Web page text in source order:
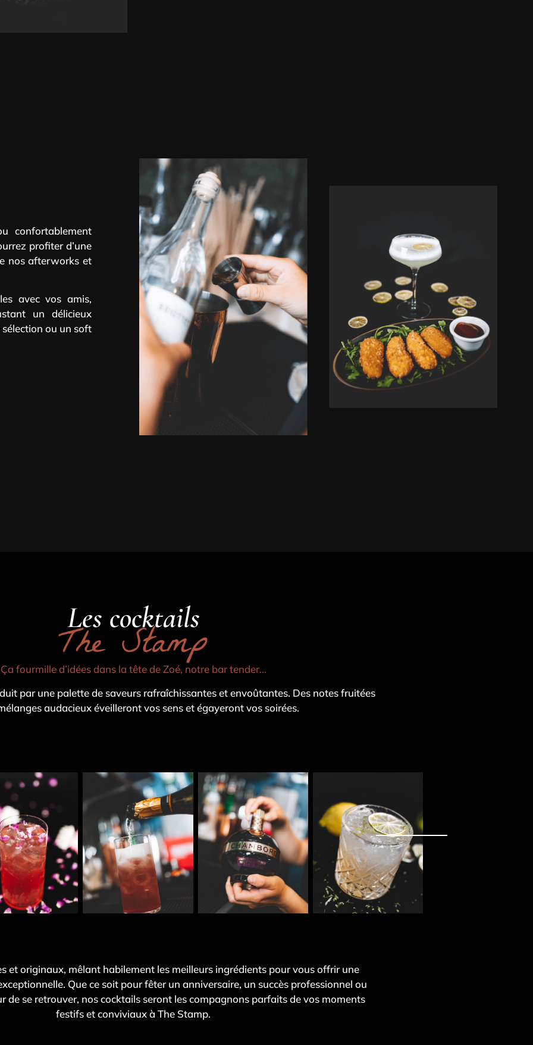
confortablement
profiter d’une
nos afterworks et
avec vos amis,
un délicieux
ou un soft
Les cocktails
The Stamp
Ça fourmille d’idées dans la tête de Zoé, notre bar tender…
par une palette de saveurs rafraîchissantes et envoûtantes. Des notes fruitées
audacieux éveilleront vos sens et égayeront vos soirées.
et originaux, mêlant habilement les meilleurs ingrédients pour vous offrir une
Que ce soit pour fêter un anniversaire, un succès professionnel ou
de se retrouver, nos cocktails seront les compagnons parfaits de vos moments
festifs et conviviaux à The Stamp.